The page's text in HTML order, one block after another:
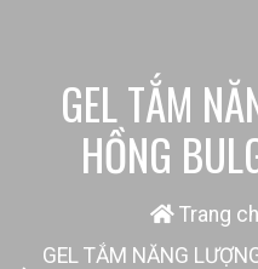
GEL TẮM
HỒNG
Trang
GEL TẮM NĂNG